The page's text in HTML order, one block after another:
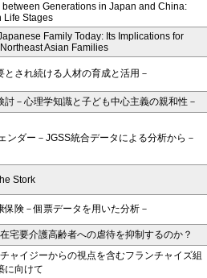
Generations in Japan and China:
Life Stages
Family Today: Its Implications for
Asian Families
され続ける人材の育成と活用－
－心理学知識と子ども中心主義の親和性－
ダー－JGSS統合データによる分析から－
Stork
険－個票データを用いた分析－
宅要介護高齢者への虐待を抑制するのか？
ャイジーからの視点を含むフランチャイズ組
に向けて